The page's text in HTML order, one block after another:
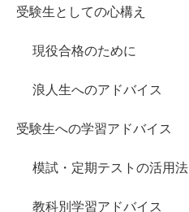
受験生としての心構え
現役合格のために
浪人生へのアドバイス
受験生への学習アドバイス
模試・定期テストの活用法
教科別学習アドバイス